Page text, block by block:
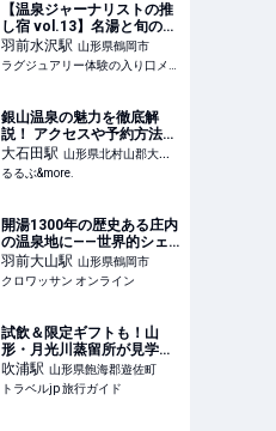
【温泉ジャーナリストの推
し宿 vol.13】名湯と旬の味
覚に癒される！３つの貸切
風呂を完備した「九兵衛別
館 珠玉や」
羽前水沢駅 山形県鶴岡市
ラグジュアリー体験の入り口メディア
銀山温泉の魅力を徹底解
説！ アクセスや予約方法、
日帰り入浴まで｜るるぶ
&more.
大石田駅 山形県北村山郡大石
田町
るるぶ&more.
開湯1300年の歴史ある庄内
の温泉地に——世界的シェ
フのオーベルジュが誕生 |
カルチャー | クロワッサン
オンライン
羽前大山駅 山形県鶴岡市
クロワッサン オンライン
試飲＆限定ギフトも！山
形・月光川蒸留所が見学ツ
アーを開始 | 山形県 | トラベ
ルjp 旅行ガイド
吹浦駅 山形県飽海郡遊佐町
トラベルjp 旅行ガイド